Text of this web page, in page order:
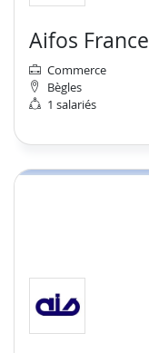
Aifos France
Commerce
Bègles
1 salariés